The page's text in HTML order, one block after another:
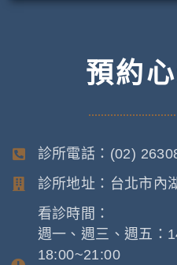
預約
診所電話：(02)
診所地址：台北市內
看診時間：
週一、週三、週五：
18:00~21:00